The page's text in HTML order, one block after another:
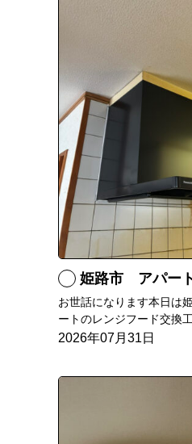
姫路市 アパートのレ
お世話になります本日は
ートのレンジフード交換工
2026年07月31日